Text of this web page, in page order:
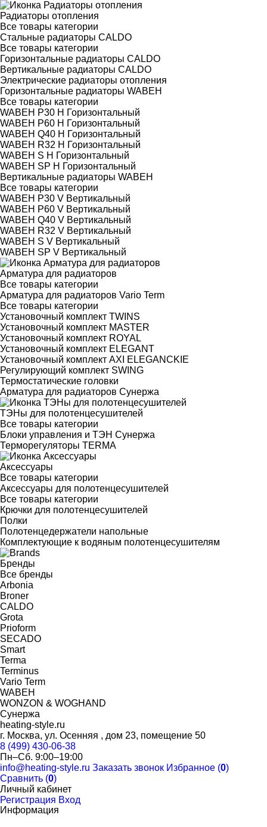
Радиаторы отопления
Все товары категории
Стальные радиаторы CALDO
Все товары категории
Горизонтальные радиаторы CALDO
Вертикальные радиаторы CALDO
Электрические радиаторы отопления
Горизонтальные радиаторы WABEH
Все товары категории
WABEH P30 H Горизонтальный
WABEH P60 H Горизонтальный
WABEH Q40 H Горизонтальный
WABEH R32 H Горизонтальный
WABEH S H Горизонтальный
WABEH SP H Горизонтальный
Вертикальные радиаторы WABEH
Все товары категории
WABEH P30 V Вертикальный
WABEH P60 V Вертикальный
WABEH Q40 V Вертикальный
WABEH R32 V Вертикальный
WABEH S V Вертикальный
WABEH SP V Вертикальный
Арматура для радиаторов
Все товары категории
Арматура для радиаторов Vario Term
Все товары категории
Установочный комплект TWINS
Установочный комплект MASTER
Установочный комплект ROYAL
Установочный комплект ELEGANT
Установочный комплект AXI ELEGANCKIE
Регулирующий комплект SWING
Термостатические головки
Арматура для радиаторов Сунержа
ТЭНы для полотенцесушителей
Все товары категории
Блоки управления и ТЭН Сунержа
Терморегуляторы TERMA
Аксессуары
Все товары категории
Аксессуары для полотенцесушителей
Все товары категории
Крючки для полотенцесушителей
Полки
Полотенцедержатели напольные
Комплектующие к водяным полотенцесушителям
Бренды
Все бренды
Arbonia
Broner
CALDO
Grota
Prioform
SECADO
Smart
Terma
Terminus
Vario Term
WABEH
WONZON & WOGHAND
Сунержа
heating-style.ru
г. Москва, ул. Осенняя , дом 23, помещение 50
8 (499) 430-06-38
Пн–Сб. 9:00–19:00
info@heating-style.ru Заказать звонок Избранное (0)
Сравнить (0)
Личный кабинет
Регистрация Вход
Информация